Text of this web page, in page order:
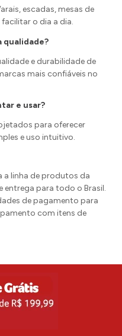
escadas, mesas de
o dia a dia.
qualidade?
e durabilidade de
mais confiáveis no
e usar?
para oferecer
e uso intuitivo.
a linha de produtos da
para todo o Brasil.
de pagamento para
com itens de